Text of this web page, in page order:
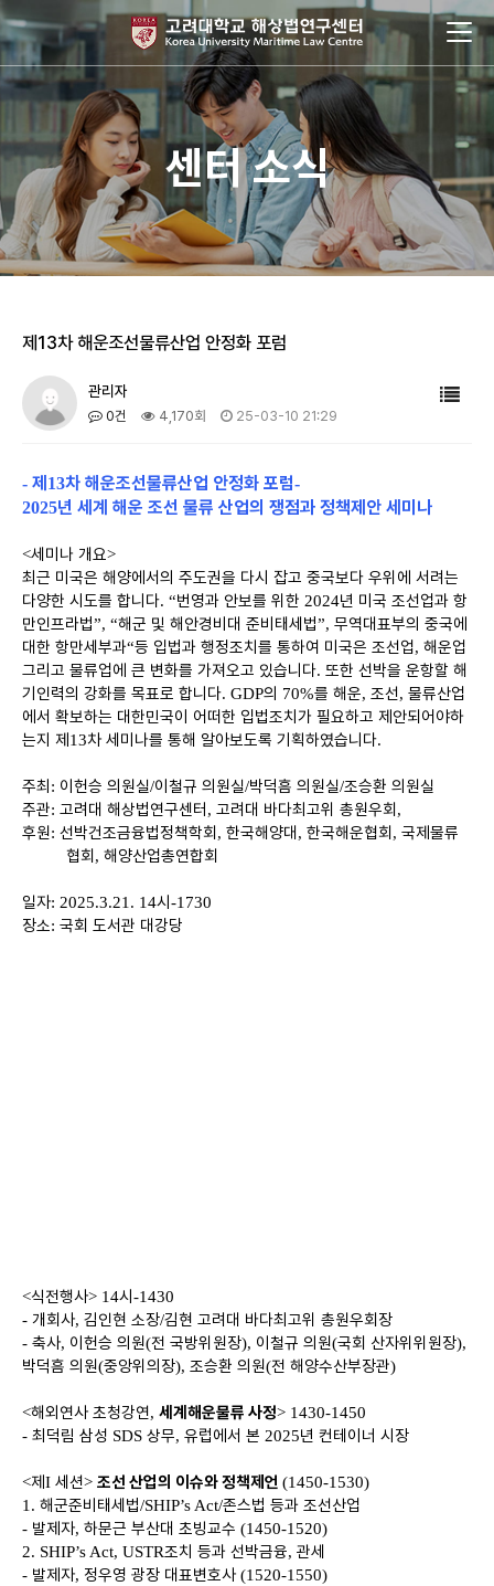
센터 소식
제13차 해운조선물류산업 안정화 포럼
관리자
0건 4,170회 25-03-10 21:29
- 제 13차 해운조선물류산업 안정화 포럼-
2025년 세계 해운 조선 물류 산업의 쟁점과 정책제안 세미나
<세미나 개요>
최근 미국은 해양에서의 주도권을 다시 잡고 중국보다 우위에 서려는
다양한 시도를 합니다. “번영과 안보를 위한 2024년 미국 조선업과 항
만인프라법”, “해군 및 해안경비대 준비태세법”, 무역대표부의 중국에
대한 항만세부과“등 입법과 행정조치를 통하여 미국은 조선업, 해운업
그리고 물류업에 큰 변화를 가져오고 있습니다. 또한 선박을 운항할 해
기인력의 강화를 목표로 합니다. GDP의 70%를 해운, 조선, 물류산업
에서 확보하는 대한민국이 어떠한 입법조치가 필요하고 제안되어야하
는지 제13차 세미나를 통해 알아보도록 기획하였습니다.
주최: 이헌승 의원실/이철규 의원실/박덕흠 의원실/조승환 의원실
주관: 고려대 해상법연구센터, 고려대 바다최고위 총원우회,
후원: 선박건조금융법정책학회, 한국해양대, 한국해운협회, 국제물류
협회, 해양산업총연합회
일자: 2025.3.21. 14시-1730
장소: 국회 도서관 대강당
<식전행사> 14시-1430
- 개회사, 김인현 소장/김현 고려대 바다최고위 총원우회장
- 축사, 이헌승 의원(전 국방위원장), 이철규 의원(국회 산자위위원장),
박덕흠 의원(중앙위의장), 조승환 의원(전 해양수산부장관)
<해외연사 초청강연, 세계해운물류 사정> 1430-1450
- 최덕림 삼성 SDS 상무, 유럽에서 본 2025년 컨테이너 시장
<제I 세션> 조선 산업의 이슈와 정책제언 (1450-1530)
1. 해군준비태세법/SHIP’s Act/존스법 등과 조선산업
- 발제자, 하문근 부산대 초빙교수 (1450-1520)
2. SHIP’s Act, USTR조치 등과 선박금융, 관세
- 발제자, 정우영 광장 대표변호사 (1520-1550)